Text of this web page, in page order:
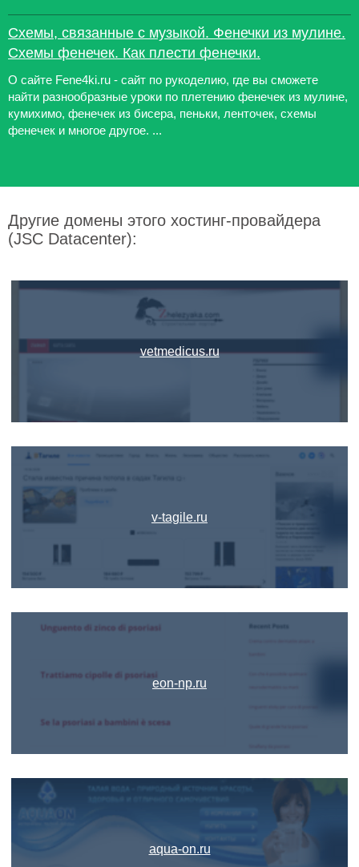
Схемы, связанные с музыкой. Фенечки из мулине.
Схемы фенечек. Как плести фенечки.
О сайте Fene4ki.ru - сайт по рукоделию, где вы сможете
найти разнообразные уроки по плетению фенечек из мулине,
кумихимо, фенечек из бисера, пеньки, ленточек, схемы
фенечек и многое другое. ...
Другие домены этого хостинг-провайдера
(JSC Datacenter):
vetmedicus.ru
v-tagile.ru
eon-np.ru
aqua-on.ru